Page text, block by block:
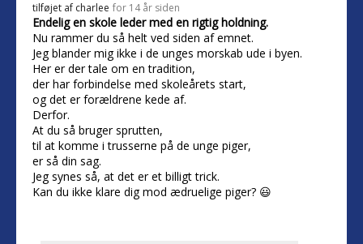
tilføjet af charlee for 14 år siden
Endelig en skole leder med en rigtig holdning.
Nu rammer du så helt ved siden af emnet.
Jeg blander mig ikke i de unges morskab ude i byen.
Her er der tale om en tradition,
der har forbindelse med skoleårets start,
og det er forældrene kede af.
Derfor.
At du så bruger sprutten,
til at komme i trusserne på de unge piger,
er så din sag.
Jeg synes så, at det er et billigt trick.
Kan du ikke klare dig mod ædruelige piger? 😃